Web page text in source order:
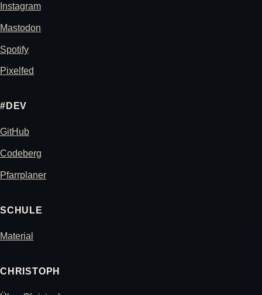
Instagram
Mastodon
Spotify
Pixelfed
#DEV
GitHub
Codeberg
Pfarrplaner
SCHULE
Material
CHRISTOPH